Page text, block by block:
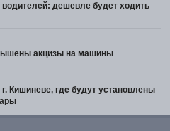
дешевле будет ходить
акцизы на машины
Кишиневе, где будут установлены